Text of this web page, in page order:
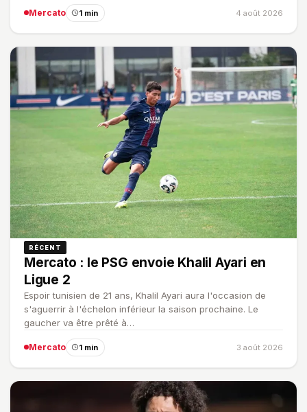
Mercato 1 min 4 août 2026
RÉCENT
Mercato : le PSG envoie Khalil Ayari en
Ligue 2
Espoir tunisien de 21 ans, Khalil Ayari aura l'occasion de
s'aguerrir à l'échelon inférieur la saison prochaine. Le
gaucher va être prêté à…
Mercato 1 min 3 août 2026